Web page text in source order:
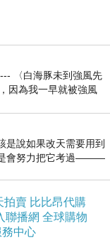
TF
〈白海豚未到強風先
為我一早就被強風
是說如果改天需要用到
是會努力把它考過———
拍賣 比比昂代購
聯播網 全球購物
務中心